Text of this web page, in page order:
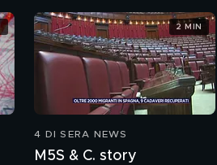
4 DI SERA NEWS
M5S & C. story
2 MIN